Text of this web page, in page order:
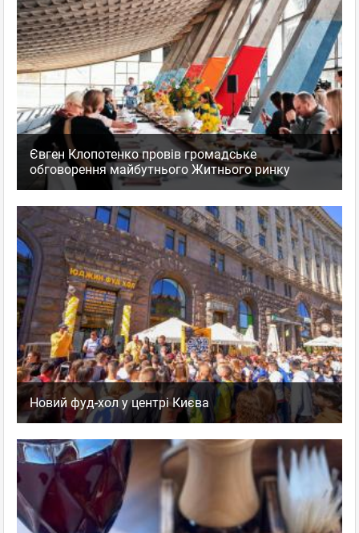
Євген Клопотенко провів громадське
обговорення майбутнього Житнього ринку
Новий фуд-хол у центрі Києва